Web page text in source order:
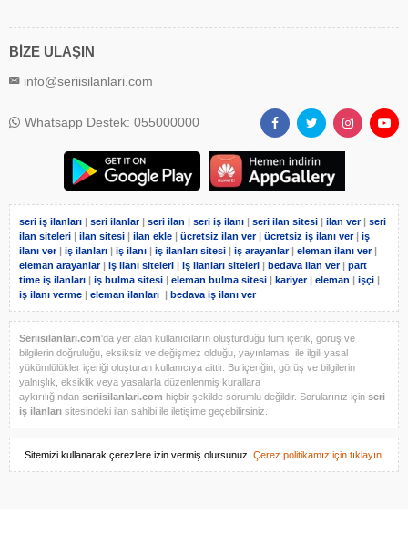
BİZE ULAŞIN
info@seriisilanlari.com
Whatsapp Destek: 055000000
seri iş ilanları | seri ilanlar| seri ilan | seri iş ilanı | seri ilan sitesi | ilan ver| seri
ilan siteleri | ilan sitesi | ilan ekle | ücretsiz ilan ver| ücretsiz iş ilanı ver| iş
ilanı ver| iş ilanları | iş ilanı | iş ilanları sitesi | iş arayanlar| eleman ilanı ver|
eleman arayanlar| iş ilanı siteleri | iş ilanları siteleri | bedava ilan ver| part
time iş ilanları | iş bulma sitesi | eleman bulma sitesi | kariyer| eleman | işçi |
iş ilanı verme | eleman ilanları | bedava iş ilanı ver
Seriisilanlari.com'da yer alan kullanıcıların oluşturduğu tüm içerik, görüş ve
bilgilerin doğruluğu, eksiksiz ve değişmez olduğu, yayınlaması ile ilgili yasal
yükümlülükler içeriği oluşturan kullanıcıya aittir. Bu içeriğin, görüş ve bilgilerin
yalnışlık, eksiklik veya yasalarla düzenlenmiş kurallara
aykırılığından seriisilanlari.com hiçbir şekilde sorumlu değildir. Sorularınız için seri
iş ilanları sitesindeki ilan sahibi ile iletişime geçebilirsiniz.
Sitemizi kullanarak çerezlere izin vermiş olursunuz. Çerez politikamız için tıklayın.